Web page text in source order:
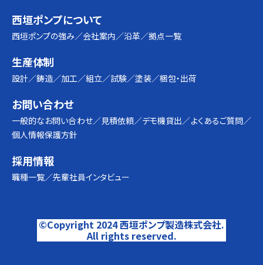
西垣ポンプについて
西垣ポンプの強み 会社案内 沿革 拠点一覧
生産体制
設計 鋳造 加工 組立 試験 塗装 梱包・出荷
お問い合わせ
一般的なお問い合わせ 見積依頼 デモ機貸出
よくあるご質問
個人情報保護方針
採用情報
職種一覧 先輩社員インタビュー
©Copyright 2024 西垣ポンプ製造株式会社.
All rights reserved.